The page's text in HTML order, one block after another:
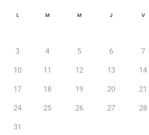
L M M J V
3 4 5 6 7
10 11 12 13 14
17 18 19 20 21
24 25 26 27 28
31